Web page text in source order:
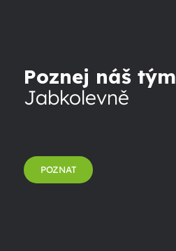
Poznej náš tým
Jabkolevně
POZNAT